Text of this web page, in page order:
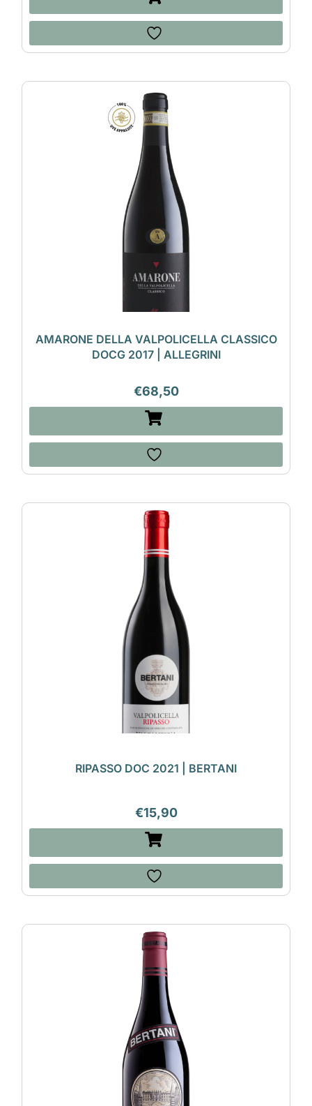
AMARONE DELLA VALPOLICELLA CLASSICO
DOCG 2017 | ALLEGRINI
€68,50
RIPASSO DOC 2021 | BERTANI
€15,90